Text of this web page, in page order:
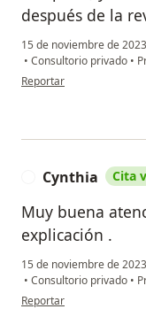
después de la
15 de noviembre de 2023
• Consultorio privado •
en opinión del usuario
Reportar
Cynthia Cita
Muy buena
explicación .
15 de noviembre de 2023
• Consultorio privado •
en opinión del usuario
Reportar